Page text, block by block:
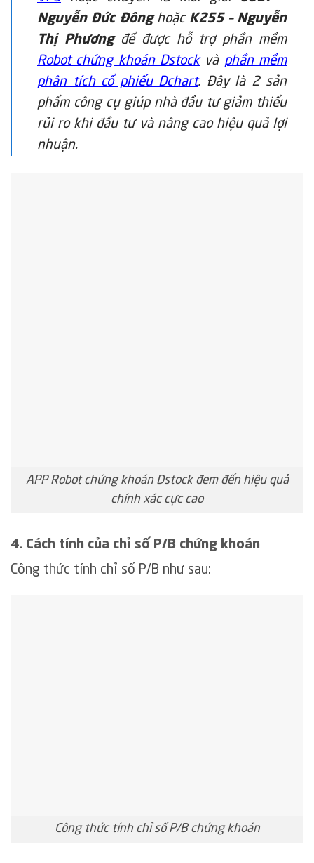
Nguyễn Đức Đônghoặc K255 – Nguyễn
Thị Phươngđể được hỗ trợ phần mềm
Robot chứng khoán Dstockvà phần mềm
phân tích cổ phiếu Dchart. Đây là 2 sản
phẩm công cụ giúp nhà đầu tư giảm thiểu
rủi ro khi đầu tư và nâng cao hiệu quả lợi
nhuận.
APP Robot chứng khoán Dstock đem đến hiệu quả
chính xác cực cao
4. Cách tính của chỉ số P/B chứng khoán
Công thức tính chỉ số P/B như sau:
Công thức tính chỉ số P/B chứng khoán